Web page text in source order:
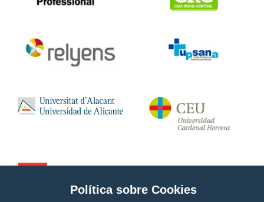
Política sobre Cookies